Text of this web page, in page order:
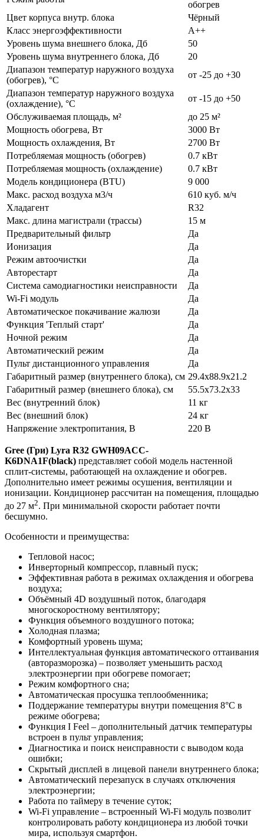
обогрев
Цвет корпуса внутр. блока
Чёрный
Класс энергоэффективности
А++
Уровень шума внешнего блока, Дб
50
Уровень шума внутреннего блока, Дб
20
Диапазон температур наружного воздуха
(обогрев), °C
от -25 до +30
Диапазон температур наружного воздуха
(охлаждение), °C
от -15 до +50
Обслуживаемая площадь, м²
до 25 м²
Мощность обогрева, Вт
3000 Вт
Мощность охлаждения, Вт
2700 Вт
Потребляемая мощность (обогрев)
0.7 кВт
Потребляемая мощность (охлаждение)
0.7 кВт
Модель кондиционера (BTU)
9 000
Макс. расход воздуха м3/ч
610 куб. м/ч
Хладагент
R32
Макс. длина магистрали (трассы)
15 м
Предварительный фильтр
Да
Ионизация
Да
Режим автоочистки
Да
Авторестарт
Да
Система самодиагностики неисправности
Да
Wi-Fi модуль
Да
Автоматическое покачивание жалюзи
Да
Функция 'Теплый старт'
Да
Ночной режим
Да
Автоматический режим
Да
Пульт дистанционного управления
Да
Габаритный размер (внутреннего блока), см 29.4x88.9x21.2
Габаритный размер (внешнего блока), см
55.5x73.2x33
Вес (внутренний блок)
11 кг
Вес (внешний блок)
24 кг
Напряжение электропитания, В
220 В
Gree (Гри) Lyra R32 GWH09ACC-
K6DNA1F(black) представляет собой модель настенной
сплит-системы, работающей на охлаждение и обогрев.
Дополнительно имеет режимы осушения, вентиляции и
ионизации. Кондиционер рассчитан на помещения, площадью
до 27 м2. При минимальной скорости работает почти
бесшумно.
Особенности и преимущества:
Тепловой насос;
Инверторный компрессор, плавный пуск;
Эффективная работа в режимах охлаждения и обогрева
воздуха;
Объёмный 4D воздушный поток, благодаря
многоскоростному вентилятору;
Функция объемного воздушного потока;
Холодная плазма;
Комфортный уровень шума;
Интеллектуальная функция автоматического оттаивания
(авторазморозка) – позволяет уменьшить расход
электроэнергии при обогреве помогает;
Режим комфортного сна;
Автоматическая просушка теплообменника;
Поддержание температуры внутри помещения 8°С в
режиме обогрева;
Функция I Feel – дополнительный датчик температуры
встроен в пульт управления;
Диагностика и поиск неисправности с выводом кода
ошибки;
Скрытый дисплей в лицевой панели внутреннего блока;
Автоматический перезапуск в случаях отключения
электроэнергии;
Работа по таймеру в течение суток;
Wi-Fi управление – встроенный Wi-Fi модуль позволит
контролировать работу кондиционера из любой точки
мира, используя смартфон.